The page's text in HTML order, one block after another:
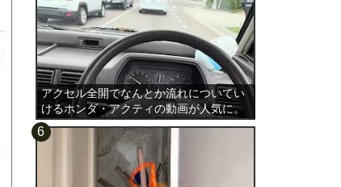
アクセル全開でなんとか流れについてい
けるホンダ・アクティの動画が人気に。